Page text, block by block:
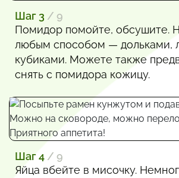
Шаг 3 / 9
Помидор помойте, обсушите.
любым способом — дольками,
кубиками. Можете также
снять с помидора кожицу.
Шаг 4 / 9
Яйца вбейте в мисочку.